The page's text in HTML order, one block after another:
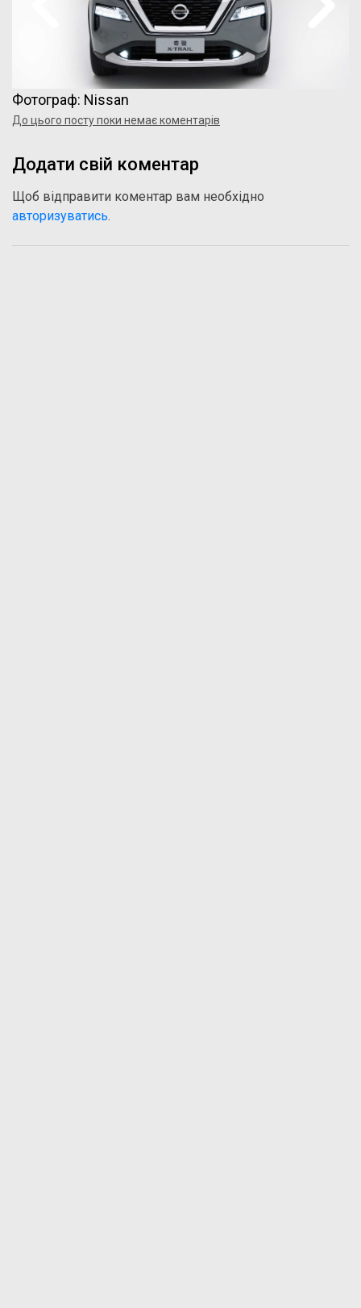
Фотограф: Nissan
До цього посту поки немає коментарів
Додати свій коментар
Щоб відправити коментар вам необхідно
авторизуватись.